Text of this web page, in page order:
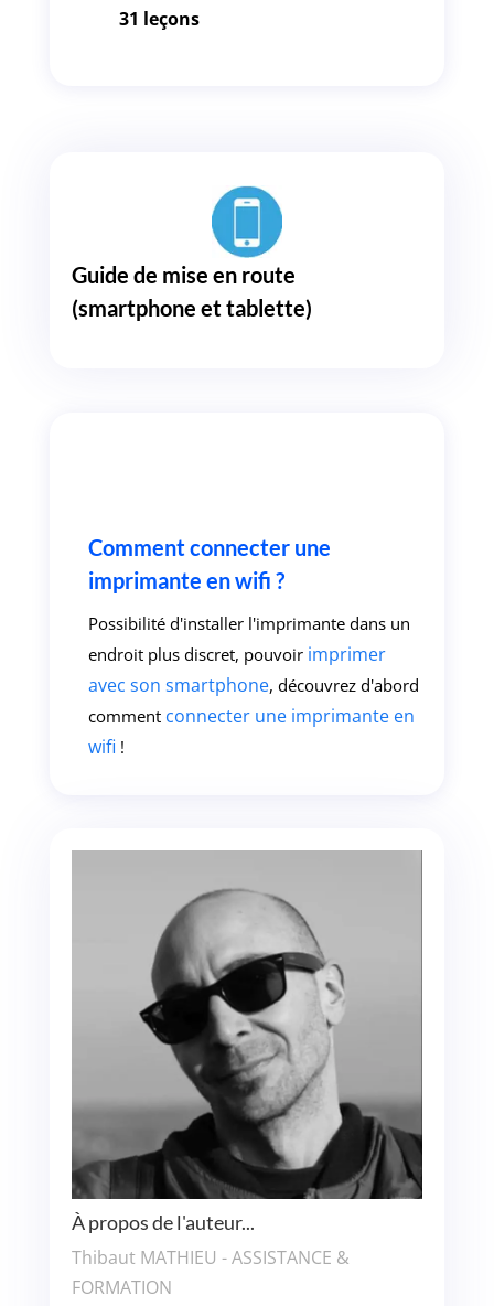
31 leçons
Guide de mise en route
(smartphone et tablette)
Comment connecter une
imprimante en wifi ?
Possibilité d'installer l'imprimante dans un
endroit plus discret, pouvoir imprimer
avec son smartphone, découvrez d'abord
comment connecter une imprimante en
wifi !
À propos de l'auteur...
Thibaut MATHIEU - ASSISTANCE &
FORMATION